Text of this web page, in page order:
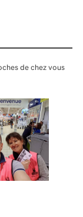
de chez vous